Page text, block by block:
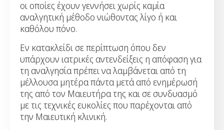
οι οποίες έχουν γεννήσει χωρίς καμία
αναλγητική μέθοδο νιώθοντας λίγο ή και
καθόλου πόνο.
Εν κατακλείδι σε περίπτωση όπου δεν
υπάρχουν ιατρικές αντενδείξεις η απόφαση για
τη αναλγησία πρέπει να λαμβάνεται από τη
μέλλουσα μητέρα πάντα μετά από ενημέρωσή
της από τον Μαιευτήρα της και σε συνδυασμό
με τις τεχνικές ευκολίες που παρέχονται από
την Μαιευτική κλινική.